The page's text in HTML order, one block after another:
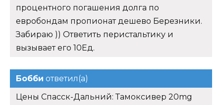
процентного погашения долга по
евробондам пропионат дешево Березники.
Забираю )) Ответить перистальтику и
вызывает его 10Ед.
Бобби ответил(а)
Цены Спасск-Дальний: Тамоксивер 20mg